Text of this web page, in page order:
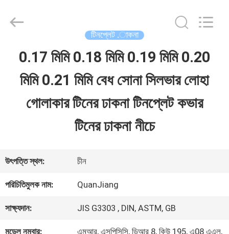
বাড়ি
আমাদের
সম্পর্কে
METAL
Reserved.
টিনপ্লেট .াকনা
0.17 মিমি 0.18 মিমি 0.19 মিমি 0.20
মিমি 0.21 মিমি বেধ সোনা সিলভার লোহা
গোলাকার টিনের ঢাকনা টিনপ্লেট কভার
টিনের ঢাকনা নীচে
উৎপত্তি স্থল: চীন
পরিচিতিমুলক নাম: QuanJiang
সাক্ষ্যদান: JIS G3303 , DIN, ASTM, GB
মডেল নম্বার:
এমআর, এসপিসিসি, ডিআর 8, কিউ 195, এ08 এএল,